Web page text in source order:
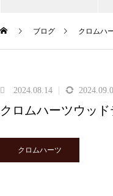
999,9ブログ クロムハ
2024.08.14
クロムハーツウッ
クロムハーツ